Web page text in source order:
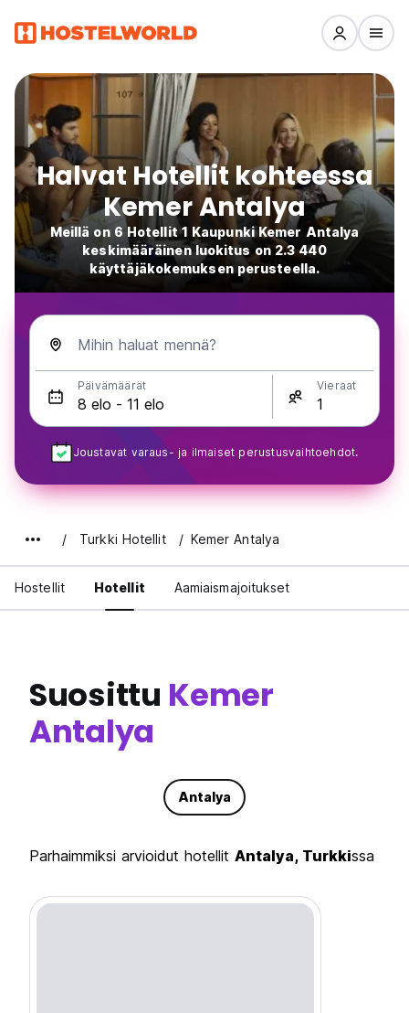
Halvat Hotellit kohteessa
Kemer Antalya
Meillä on 6 Hotellit 1 Kaupunki Kemer Antalya
keskimääräinen luokitus on 2.3 440
käyttäjäkokemuksen perusteella.
Mihin haluat mennä?
Päivämäärät Vieraat
Joustavat varaus- ja ilmaiset perustusvaihtoehdot.
Turkki Hotellit Kemer Antalya
Hostellit Hotellit Aamiaismajoitukset
Suosittu Kemer
Antalya
Antalya
Parhaimmiksi arvioidut hotellit Antalya, Turkkissa